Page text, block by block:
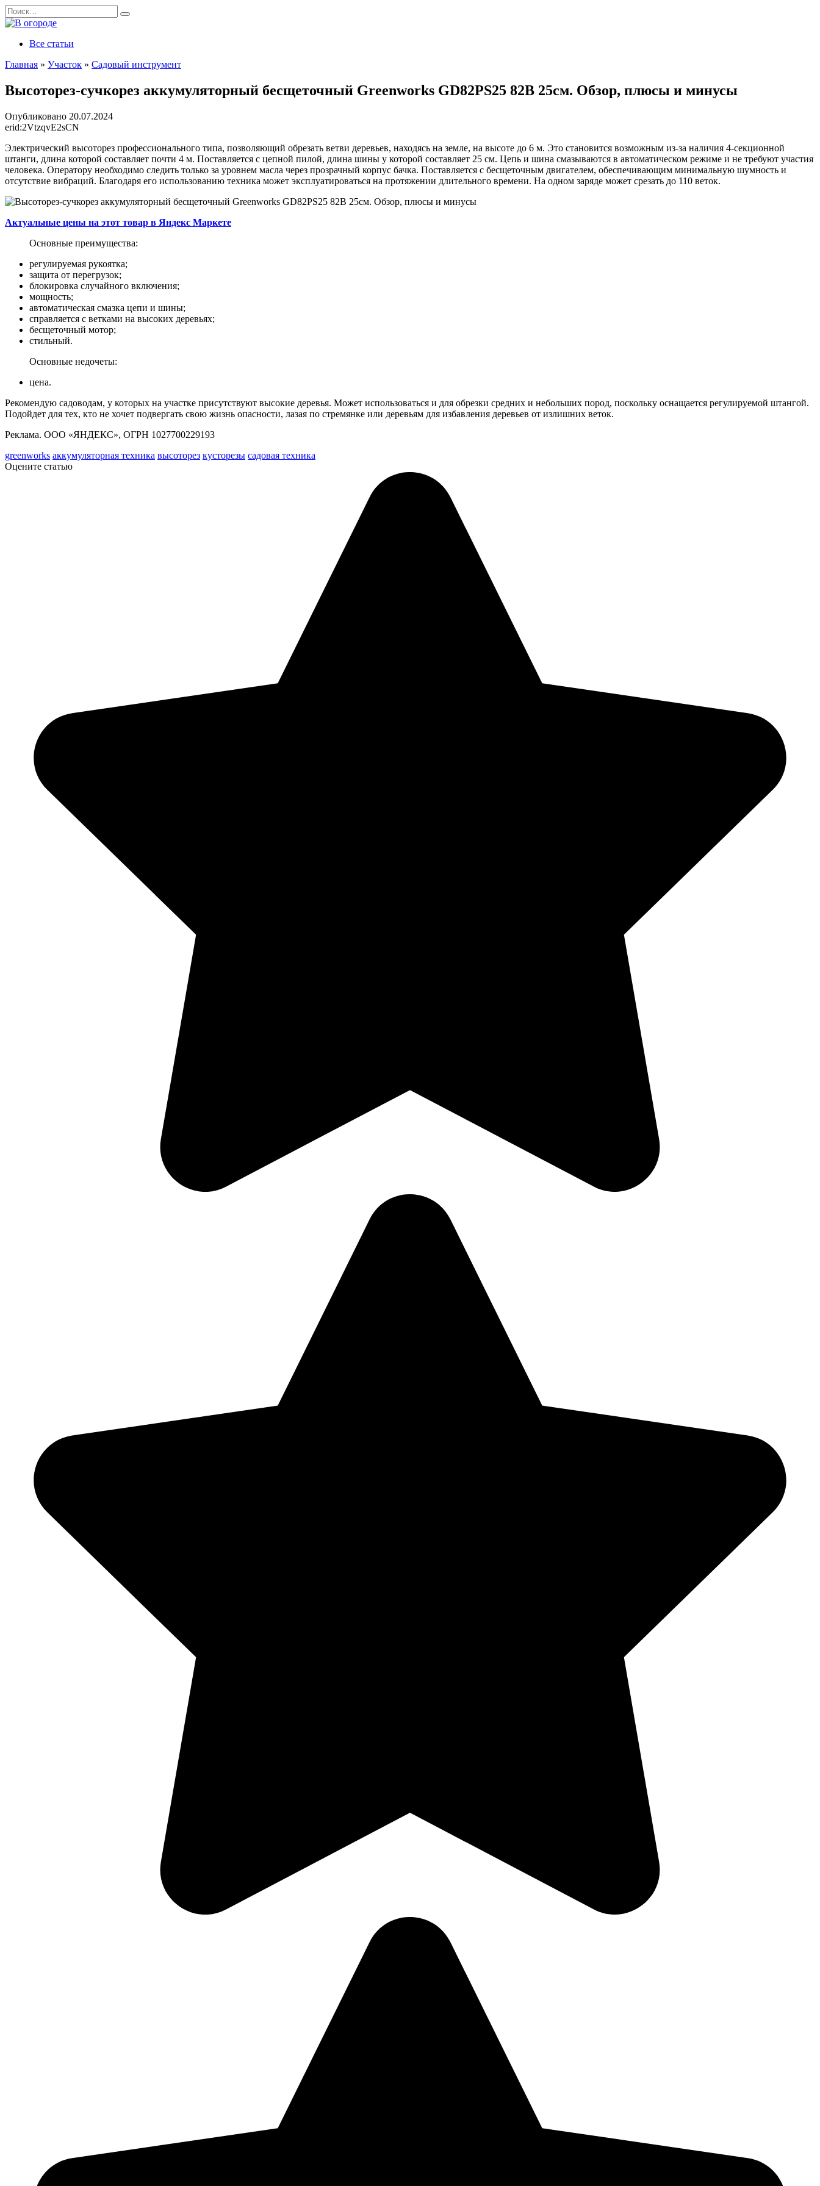
Перейти
к
содержанию
Search
for:
Все статьи
Главная » Участок » Садовый инструмент
Высоторез-сучкорез аккумуляторный бесщеточный Greenworks GD82PS25 82В 25см. Обзор, плюсы и минусы
Опубликовано 20.07.2024
erid:2VtzqvE2sCN
Электрический высоторез профессионального типа, позволяющий обрезать ветви деревьев, находясь на земле, на высоте до 6 м. Это становится возможным из-за наличия 4-секционной
штанги, длина которой составляет почти 4 м. Поставляется с цепной пилой, длина шины у которой составляет 25 см. Цепь и шина смазываются в автоматическом режиме и не требуют участия
человека. Оператору необходимо следить только за уровнем масла через прозрачный корпус бачка. Поставляется с бесщеточным двигателем, обеспечивающим минимальную шумность и
отсутствие вибраций. Благодаря его использованию техника может эксплуатироваться на протяжении длительного времени. На одном заряде может срезать до 110 веток.
Актуальные цены на этот товар в Яндекс Маркете
Основные преимущества:
регулируемая рукоятка;
защита от перегрузок;
блокировка случайного включения;
мощность;
автоматическая смазка цепи и шины;
справляется с ветками на высоких деревьях;
бесщеточный мотор;
стильный.
Основные недочеты:
цена.
Рекомендую садоводам, у которых на участке присутствуют высокие деревья. Может использоваться и для обрезки средних и небольших пород, поскольку оснащается регулируемой штангой.
Подойдет для тех, кто не хочет подвергать свою жизнь опасности, лазая по стремянке или деревьям для избавления деревьев от излишних веток.
Реклама. ООО «ЯНДЕКС», ОГРН 1027700229193
greenworks аккумуляторная техника высоторез кусторезы садовая техника
Оцените статью